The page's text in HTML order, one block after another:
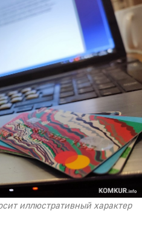
иллюстративный характер